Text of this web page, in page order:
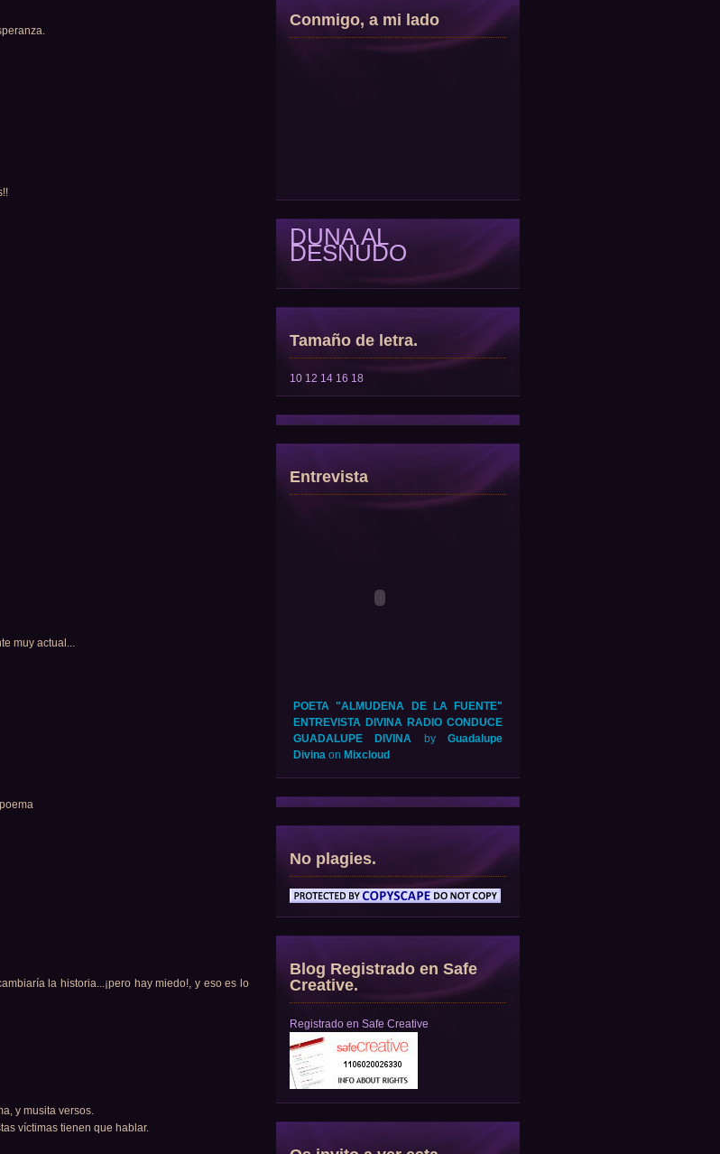
muy actual...
la historia...¡pero hay miedo!, y eso es lo
y musita versos.
víctimas tienen que hablar.
Conmigo, a mi lado
DUNA AL
DESNUDO
Tamaño de letra.
10 12 14 16 18
Entrevista
POETA "ALMUDENA DE LA FUENTE"
ENTREVISTA DIVINA RADIO CONDUCE
GUADALUPE DIVINA byGuadalupe
Divina on Mixcloud
No plagies.
Blog Registrado en Safe
Creative.
Registrado en Safe Creative